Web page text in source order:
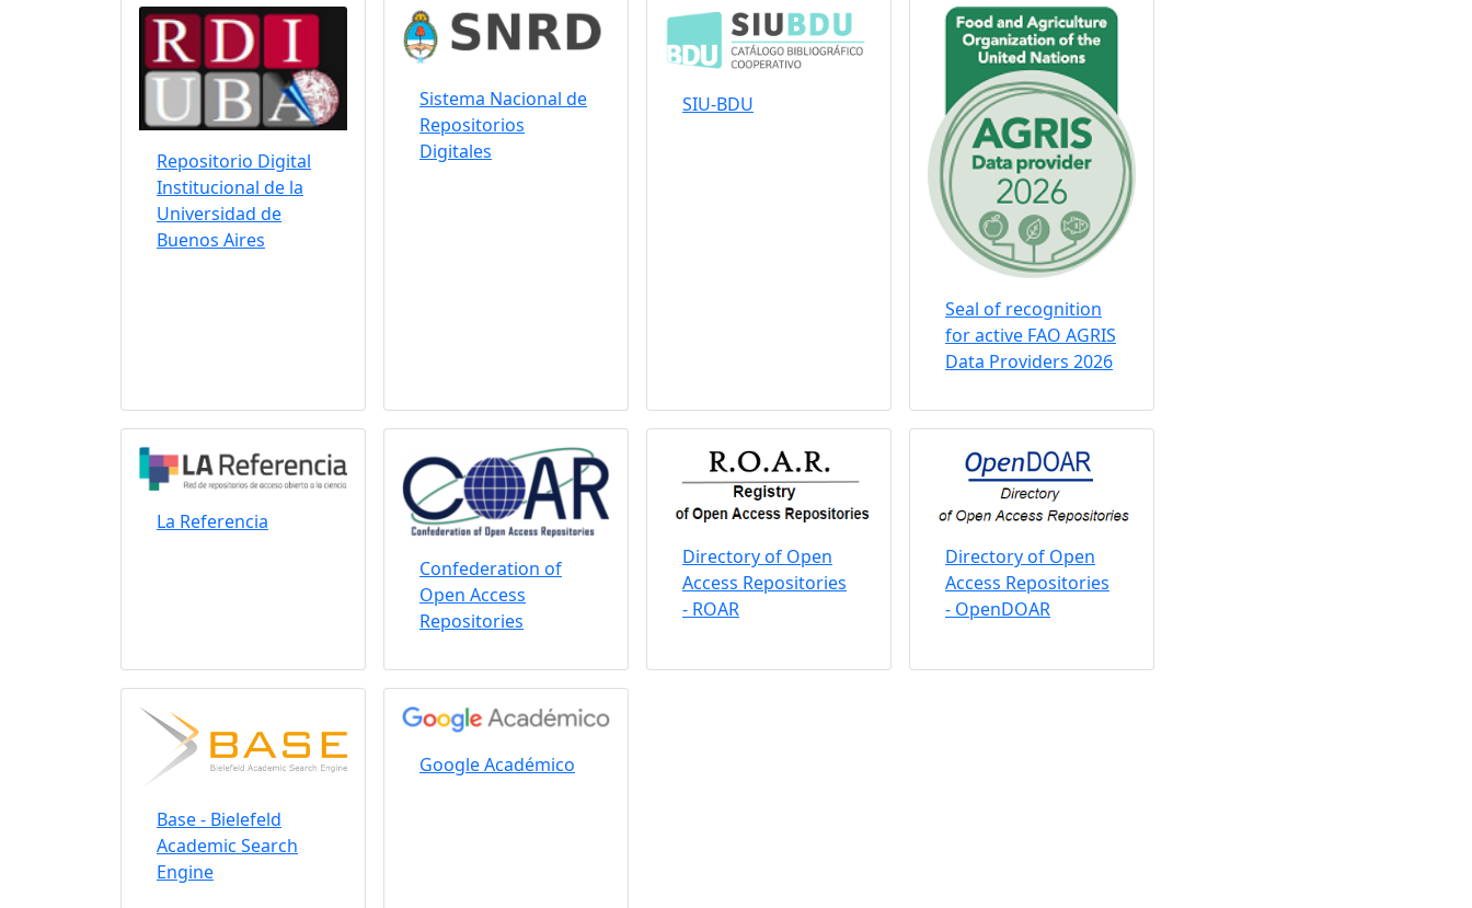
Repositorio Digital
Institucional de la
Universidad de
Buenos Aires
Sistema Nacional de
Repositorios
Digitales
SIU-BDU
Seal of recognition
for active FAO AGRIS
Data Providers 2026
La Referencia
Confederation of
Open Access
Repositories
Directory of Open
Access Repositories
- ROAR
Directory of Open
Access Repositories
- OpenDOAR
Base - Bielefeld
Academic Search
Engine
Google Académico